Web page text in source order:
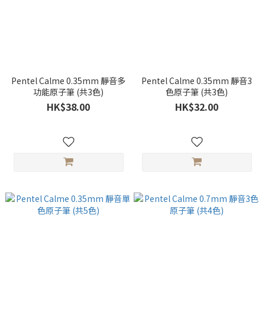
Pentel Calme 0.35mm 靜音多
功能原子筆 (共3色)
HK$38.00
Pentel Calme 0.35mm 靜音3
色原子筆 (共3色)
HK$32.00